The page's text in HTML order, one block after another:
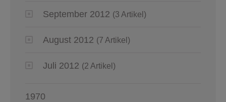
September 2012 (3 Artikel)
August 2012 (7 Artikel)
Juli 2012 (2 Artikel)
1970